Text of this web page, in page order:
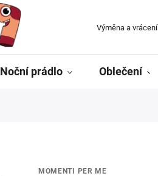
Výměna a vrácení
Noční prádlo Oblečení
MOMENTI PER ME